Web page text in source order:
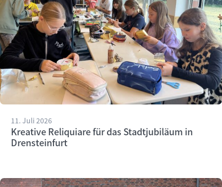
11. Juli 2026
Kreative Reliquiare für das Stadtjubiläum in
Drensteinfurt